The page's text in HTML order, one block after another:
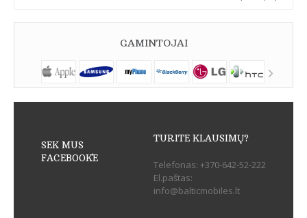
GAMINTOJAI
SEK MUS
FACEBOOK`E
TURITE KLAUSIMŲ?
Telefonas: +370-642-52-222
El.paštas:
info@balticmobiles.lt